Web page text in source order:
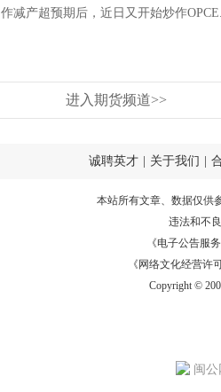
作减产超预期后，近日又开始炒作
进入期货频道>>
诚聘英才 关于我们
本站所有文章、数据仅供
违法和不
《电子公告服务
《网络文化经营许
Copyright ©
闽公